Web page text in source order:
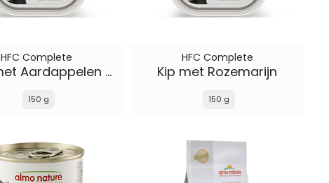
HFC Complete
Rund met Aardappelen en Peterselie
150 g
HFC Complete
Kip met Rozemarijn
150 g